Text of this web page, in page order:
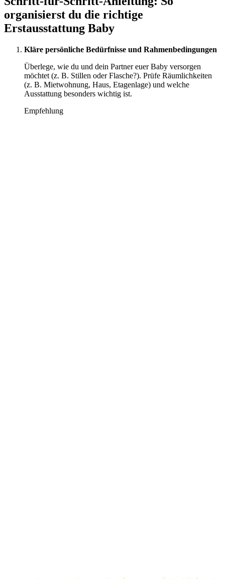
organisierst du die richtige
Erstausstattung Baby
Kläre persönliche Bedürfnisse und Rahmenbedingungen
Überlege, wie du und dein Partner euer Baby versorgen
möchtet (z. B. Stillen oder Flasche?). Prüfe Räumlichkeiten
(z. B. Mietwohnung, Haus, Etagenlage) und welche
Ausstattung besonders wichtig ist.
Empfehlung